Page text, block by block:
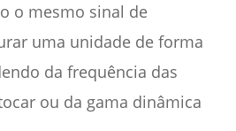
o mesmo sinal de
uma unidade de forma
da frequência das
ou da gama dinâmica